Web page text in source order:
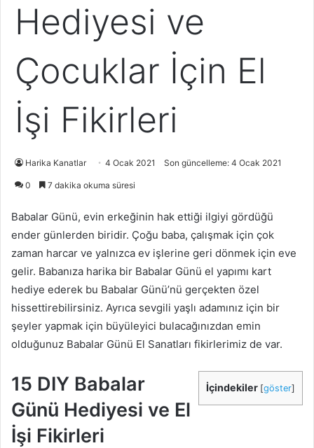
Hediyesi ve
Çocuklar İçin El
İşi Fikirleri
Harika Kanatlar 4 Ocak 2021 Son güncelleme: 4 Ocak 2021
0 7 dakika okuma süresi
Babalar Günü, evin erkeğinin hak ettiği ilgiyi gördüğü
ender günlerden biridir. Çoğu baba, çalışmak için çok
zaman harcar ve yalnızca ev işlerine geri dönmek için eve
gelir. Babanıza harika bir Babalar Günü el yapımı kart
hediye ederek bu Babalar Günü’nü gerçekten özel
hissettirebilirsiniz. Ayrıca sevgili yaşlı adamınız için bir
şeyler yapmak için büyüleyici bulacağınızdan emin
olduğunuz Babalar Günü El Sanatları fikirlerimiz de var.
İçindekiler [göster]
15 DIY Babalar
Günü Hediyesi ve El
İşi Fikirleri